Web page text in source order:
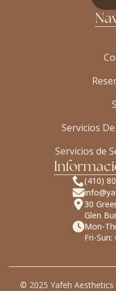
Servicios
Servicios de
(410)
30
Glen
Mon-
Fri-Sun:
© 2025 Yafeh